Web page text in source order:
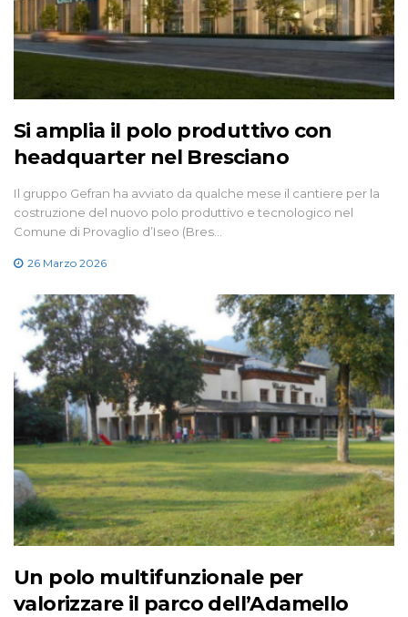
Si amplia il polo produttivo con
headquarter nel Bresciano
Il gruppo Gefran ha avviato da qualche mese il cantiere per la
costruzione del nuovo polo produttivo e tecnologico nel
Comune di Provaglio d’Iseo (Bres…
26 Marzo 2026
Un polo multifunzionale per
valorizzare il parco dell’Adamello